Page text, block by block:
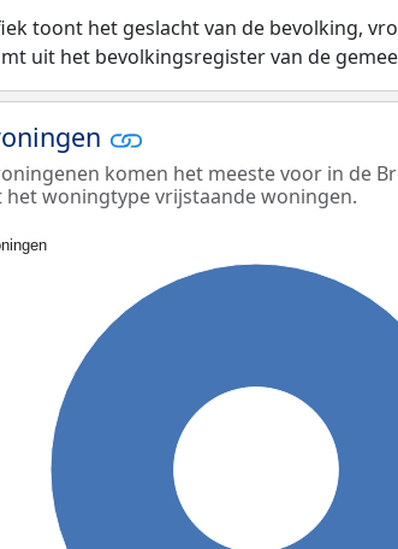
toont het geslacht van de bevolking,
uit het bevolkingsregister van de
komen het meeste voor in de
het woningtype vrijstaande woningen.